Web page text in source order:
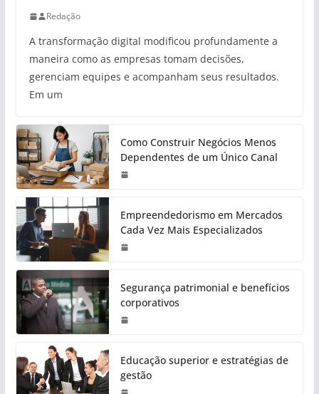
Redação
A transformação digital modificou profundamente a
maneira como as empresas tomam decisões,
gerenciam equipes e acompanham seus resultados.
Em um
Como Construir Negócios Menos
Dependentes de um Único Canal
Empreendedorismo em Mercados
Cada Vez Mais Especializados
Segurança patrimonial e benefícios
corporativos
Educação superior e estratégias de
gestão